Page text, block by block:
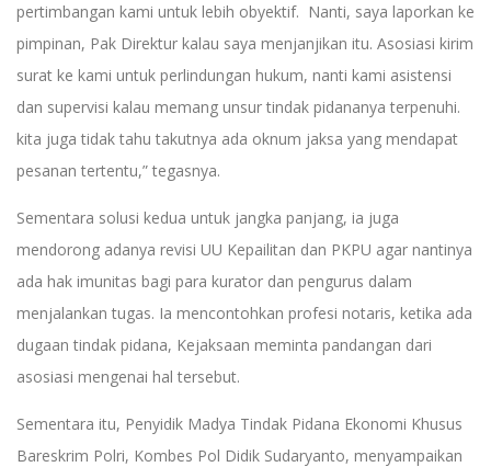
pertimbangan kami untuk lebih obyektif. Nanti, saya laporkan ke
pimpinan, Pak Direktur kalau saya menjanjikan itu. Asosiasi kirim
surat ke kami untuk perlindungan hukum, nanti kami asistensi
dan supervisi kalau memang unsur tindak pidananya terpenuhi.
kita juga tidak tahu takutnya ada oknum jaksa yang mendapat
pesanan tertentu,” tegasnya.
Sementara solusi kedua untuk jangka panjang, ia juga
mendorong adanya revisi UU Kepailitan dan PKPU agar nantinya
ada hak imunitas bagi para kurator dan pengurus dalam
menjalankan tugas. Ia mencontohkan profesi notaris, ketika ada
dugaan tindak pidana, Kejaksaan meminta pandangan dari
asosiasi mengenai hal tersebut.
Sementara itu, Penyidik Madya Tindak Pidana Ekonomi Khusus
Bareskrim Polri, Kombes Pol Didik Sudaryanto, menyampaikan